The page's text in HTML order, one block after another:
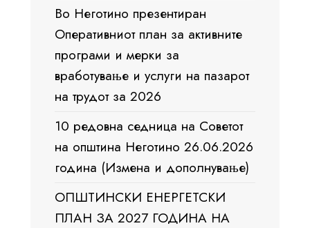
Во Неготино презентиран
Оперативниот план за активните
програми и мерки за
вработување и услуги на пазарот
на трудот за 2026
10 редовна седница на Советот
на општина Неготино 26.06.2026
година (Измена и дополнување)
ОПШТИНСКИ ЕНЕРГЕТСКИ
ПЛАН ЗА 2027 ГОДИНА НА